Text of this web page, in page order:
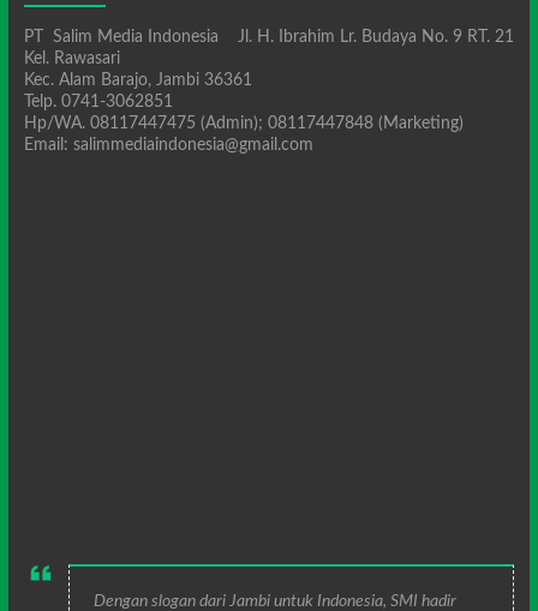
PT Salim Media Indonesia Jl. H. Ibrahim Lr. Budaya No. 9 RT. 21
Kel. Rawasari
Kec. Alam Barajo, Jambi 36361
Telp. 0741-3062851
Hp/WA. 08117447475 (Admin); 08117447848 (Marketing)
Email: salimmediaindonesia@gmail.com
Dengan slogan dari Jambi untuk Indonesia, SMI hadir